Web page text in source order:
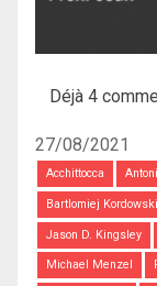
Déjà 4
27/08/2021
Acchittocca
Bartlomiej Kordowski
Jason D. Kingsley
Michael Menzel